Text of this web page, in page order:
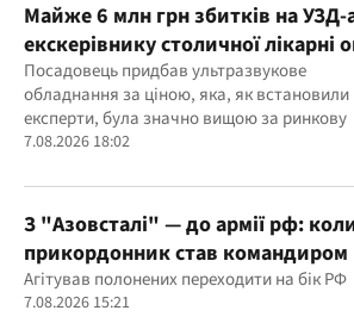
Майже 6 млн грн збитків на УЗД-
екскерівнику столичної лікарні
підозру
Посадовець придбав ультразвукове
обладнання за ціною, яка, як встановили
експерти, була значно вищою за ринкову
7.08.2026 18:02
З "Азовсталі" — до армії рф:
прикордонник став командиром
розрахунку окупантів
Агітував полонених переходити на бік РФ
7.08.2026 15:21